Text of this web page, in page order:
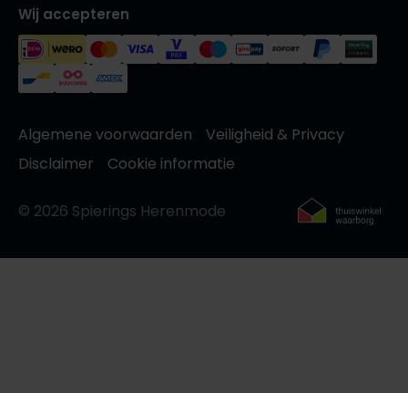
Wij accepteren
Algemene voorwaarden
Veiligheid & Privacy
Disclaimer
Cookie informatie
© 2026 Spierings Herenmode